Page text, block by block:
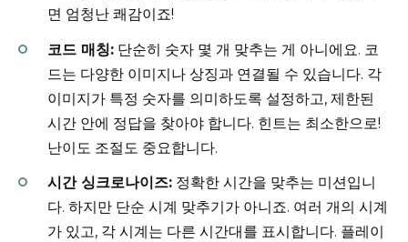
면 엄청난 쾌감이죠!
코드 매칭: 단순히 숫자 몇 개 맞추는 게 아니에요. 코
드는 다양한 이미지나 상징과 연결될 수 있습니다. 각
이미지가 특정 숫자를 의미하도록 설정하고, 제한된
시간 안에 정답을 찾아야 합니다. 힌트는 최소한으로!
난이도 조절도 중요합니다.
시간 싱크로나이즈: 정확한 시간을 맞추는 미션입니
다. 하지만 단순 시계 맞추기가 아니죠. 여러 개의 시계
가 있고, 각 시계는 다른 시간대를 표시합니다. 플레이